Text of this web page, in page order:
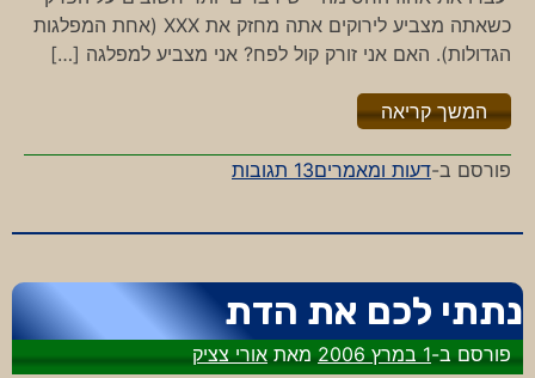
כשאתה מצביע לירוקים אתה מחזק את XXX (אחת המפלגות
הגדולות). האם אני זורק קול לפח? אני מצביע למפלגה […]
המשך קריאה"%s"
פורסם ב-דעות ומאמרים13 תגובות
על
זרוקים
נתתי לכם את הדת
פורסם ב-1 במרץ 2006 מאתאורי צציק